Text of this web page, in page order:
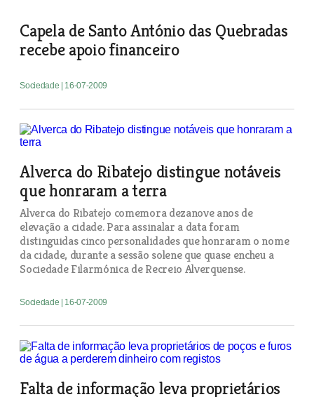
Capela de Santo António das Quebradas
recebe apoio financeiro
Sociedade | 16-07-2009
Alverca do Ribatejo distingue notáveis
que honraram a terra
Alverca do Ribatejo comemora dezanove anos de
elevação a cidade. Para assinalar a data foram
distinguidas cinco personalidades que honraram o nome
da cidade, durante a sessão solene que quase encheu a
Sociedade Filarmónica de Recreio Alverquense.
Sociedade | 16-07-2009
Falta de informação leva proprietários